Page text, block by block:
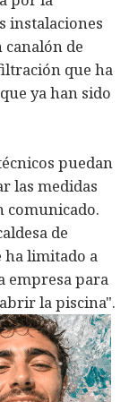
instalaciones
canalón de
que ha
ya han sido
puedan
las medidas
comunicado.
de
ha limitado a
empresa para
la piscina".